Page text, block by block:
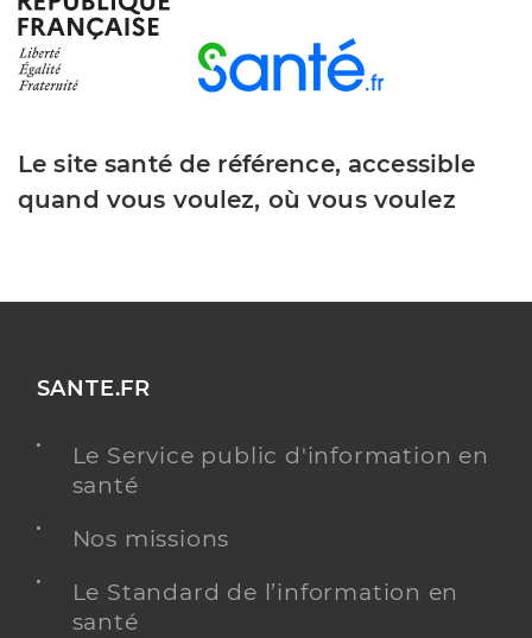
Le site santé de référence, accessible
quand vous voulez, où vous voulez
SANTE.FR
Le Service public d'information en
santé
Nos missions
Le Standard de l’information en
santé